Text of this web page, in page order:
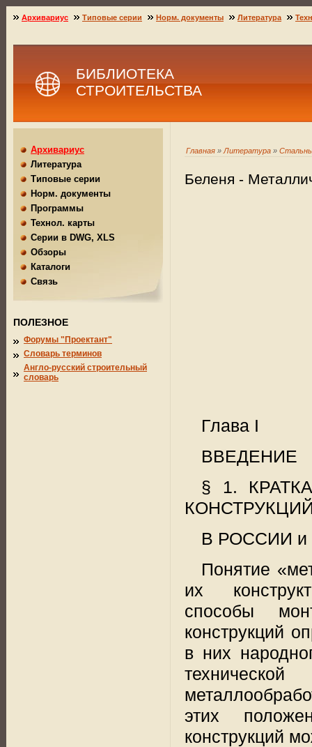
БИБЛИОТЕКА
СТРОИТЕЛЬСТВА
Главная » Литература »
Беленя -
Глава I
ВВЕДЕНИЕ
§ 1.
В РОССИИ
Понятие
их
способы
конструкций
в них
этих
конструкций
Архивариус Типовые серии Норм. документы Литература
Архивариус
Литература
Типовые серии
Норм. документы
Программы
Технол. карты
Серии в DWG, XLS
Обзоры
Каталоги
Связь
ПОЛЕЗНОЕ
Форумы "Проектант"
Словарь терминов
Англо-русский строительный
словарь